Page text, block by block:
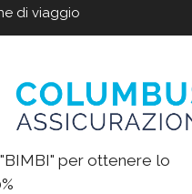
di viaggio
per ottenere lo